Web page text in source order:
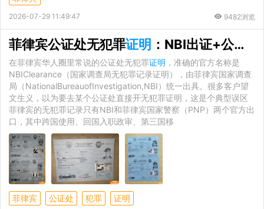
2026-07-29 11:49:47 9482浏览
菲律宾公证处无犯罪证明 ：NBI出证+公证+海牙认证的全链路拆解
在菲律宾华人圈里常说的公证处无犯罪证明 ，准确的官方名称是
NBIClearance（国家调查局无犯罪记录证明），由菲律宾国家调查
局（NationalBureauofInvestigation,NBI）统一出具。很多客户望
文生义，以为要去某个公证处直接开无犯罪证明，这是个典型误区
菲律宾的无犯罪记录只有NBI和菲律宾国家警察（PNP）两个官方出
口，其中跨国使用、回国入职政审、第三国移
菲律宾 公证处 犯罪 证明